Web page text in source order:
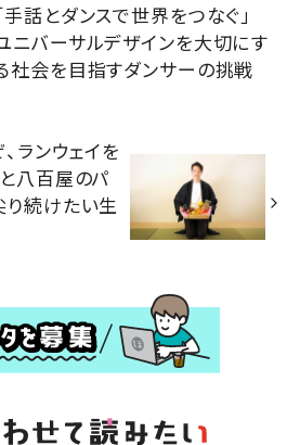
手話とダンスで世界をつなぐ」
ニバーサルデザインを大切にす
社会を目指すダンサーの挑戦
ランウェイを
八百屋のパ
続けたい生